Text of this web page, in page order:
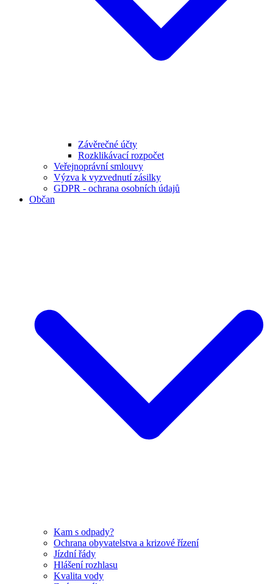
Závěrečné účty
Rozklikávací rozpočet
Veřejnoprávní smlouvy
Výzva k vyzvednutí zásilky
GDPR - ochrana osobních údajů
Občan
Kam s odpady?
Ochrana obyvatelstva a krizové řízení
Jízdní řády
Hlášení rozhlasu
Kvalita vody